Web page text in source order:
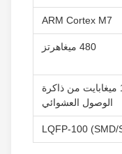
ARM Cortex M7
480 ميغاهرتز
128 كيلوبايت فلاش، 1 ميغابايت من ذاكرة
الوصول العشوائي
LQFP-100 (SMD/